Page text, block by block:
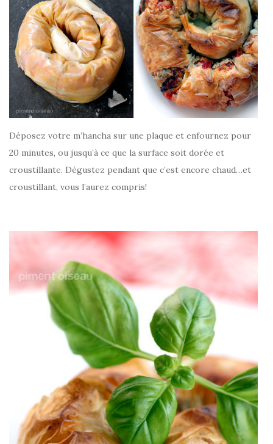
Déposez votre m’hancha sur une plaque et enfournez pour
20 minutes, ou jusqu’à ce que la surface soit dorée et
croustillante. Dégustez pendant que c’est encore chaud…et
croustillant, vous l’aurez compris!